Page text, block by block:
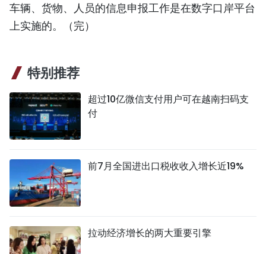
ESPAÑOL
车辆、货物、人员的信息申报工作是在数字口岸平台
上实施的。（完）
特别推荐
超过10亿微信支付用户可在越南扫码支
付
前7月全国进出口税收收入增长近19%
拉动经济增长的两大重要引擎